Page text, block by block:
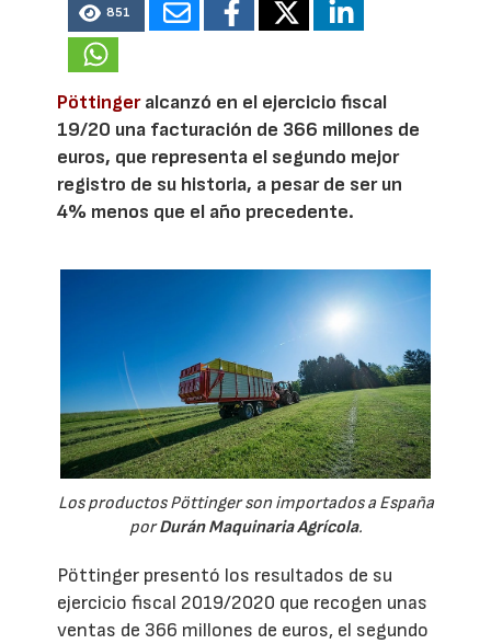
851
Pöttingeralcanzó en el ejercicio fiscal
19/20 una facturación de 366 millones de
euros, que representa el segundo mejor
registro de su historia, a pesar de ser un
4% menos que el año precedente.
Los productos Pöttinger son importados a España
porDurán Maquinaria Agrícola.
Pöttinger presentó los resultados de su
ejercicio fiscal 2019/2020 que recogen unas
ventas de 366 millones de euros, el segundo